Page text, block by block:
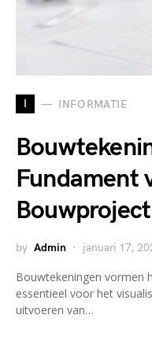
I INFORMATIE
Fundament
Bouwproject
by Admin januari 17,
Bouwtekeningen vormen
essentieel voor het
uitvoeren van…